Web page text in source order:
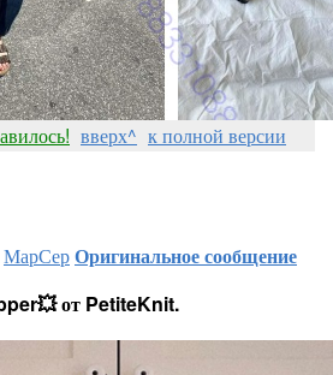
вверх^ к полной версии
МарСерОригинальное сообщение
от PetiteKnit.